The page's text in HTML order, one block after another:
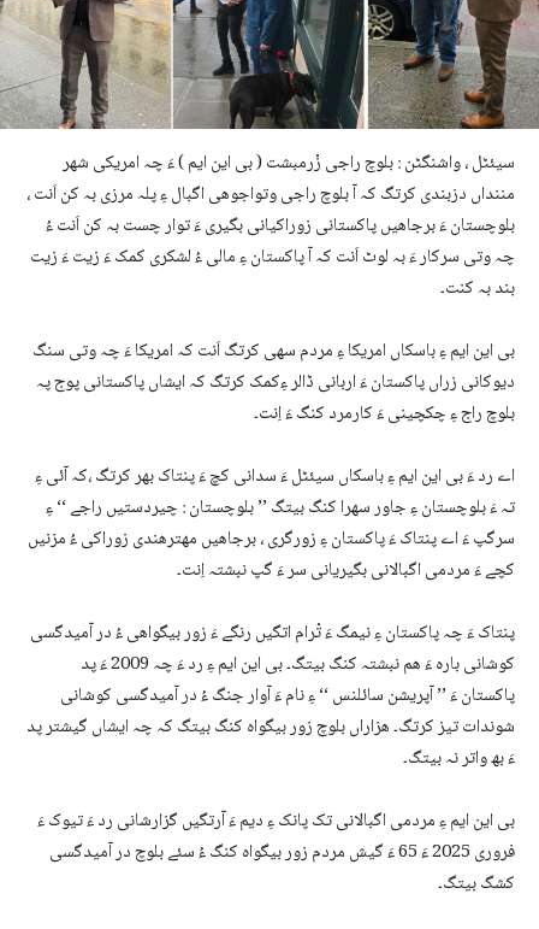
سیئٹل ، واشنگٹن : بلوچ راجی زْرمبشت ( بی این ایم ) ءَ چہ امریکی شھر
مننداں دزبندی کرتگ کہ آ بلوچ راجی وتواجوھی اگبال ءِ پلہ مرزی بہ کن اَنت ،
بلوچستان ءَ برجاھیں پاکستانی زوراکیانی بگیری ءَ توار چست بہ کن اَنت ءُ
چہ وتی سرکار ءَ بہ لوٹ اَنت کہ آ پاکستان ءِ مالی ءُ لشکری کمک ءَ زیت ءَ زیت
بند بہ کنت۔
بی این ایم ءِ باسکاں امریکا ءِ مردم سھی کرتگ اَنت کہ امریکا ءَ چہ وتی سنگ
دیوکانی زراں پاکستان ءَ اربانی ڈالر ءِکمک کرتگ کہ ایشاں پاکستانی پوج پہ
بلوچ راج ءِ چکچینی ءَ کارمرد کنگ ءَ اِنت۔
اے رد ءَ بی این ایم ءِ باسکاں سیئٹل ءَ سدانی کچ ءَ پنتاک بھر کرتگ ،کہ آئی ءِ
تہ ءَ بلوچستان ءِ جاور سھرا کنگ بیتگ ’’ بلوچستان : چیردستیں راجے ‘‘ ءِ
سرگپ ءَ اے پنتاک ءَ پاکستان ءِ زورگری ، برجاھیں مھترھندی زوراکی ءُ مزنیں
کچے ءَ مردمی اگبالانی بگیریانی سر ءَ گپ نبشتہ اِنت۔
پنتاک ءَ چہ پاکستان ءِ نیمگ ءَ تْرام اتگیں رنگے ءَ زور بیگواھی ءُ در آمیدگسی
کوشانی بارہ ءَ ھم نبشتہ کنگ بیتگ۔ بی این ایم ءِ رد ءَ چہ 2009 ءَ پد
پاکستان ءَ ’’ آپریشن سائلنس ‘‘ ءِ نام ءَ آوار جنگ ءُ در آمیدگسی کوشانی
شوندات تیز کرتگ۔ ھزاراں بلوچ زور بیگواہ کنگ بیتگ کہ چہ ایشاں گیشتر پد
ءَ بھ واتر نہ بیتگ۔
بی این ایم ءِ مردمی اگبالانی تک پانک ءِ دیم ءَ آرتگیں گزارشانی رد ءَ تیوک ءَ
فروری 2025 ءَ 65 ءَ گیش مردم زور بیگواہ کنگ ءُ سئے بلوچ در آمیدگسی
کشگ بیتگ۔